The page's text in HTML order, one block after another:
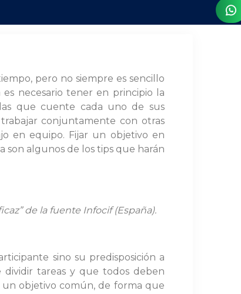
pero no siempre es sencillo
necesario tener en principio la
que cuente cada uno de sus
conjuntamente con otras
en equipo. Fijar un objetivo en
son algunos de los tips que harán
” de la fuente Infocif (España).
sino su predisposición a
tareas y que todos deben
un objetivo común, de forma que